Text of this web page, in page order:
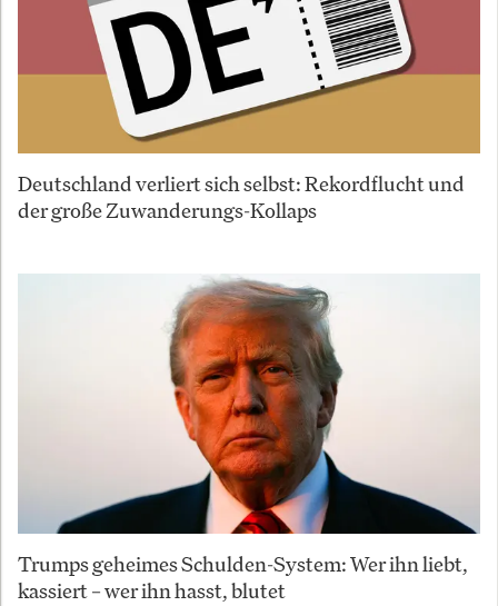
Deutschland verliert sich selbst: Rekordflucht und
der große Zuwanderungs-Kollaps
Trumps geheimes Schulden-System: Wer ihn liebt,
kassiert – wer ihn hasst, blutet